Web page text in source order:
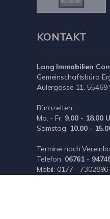
KONTAKT
Lang Immobilien
Gemeinschaftsbüro
Aulergasse 11, 55469
Bürozeiten:
Mo. - Fr. 9.00 - 18.00
Samstag: 10.00 -
Termine nach
Telefon: 06761 -
Mobil: 0177 - 7302896